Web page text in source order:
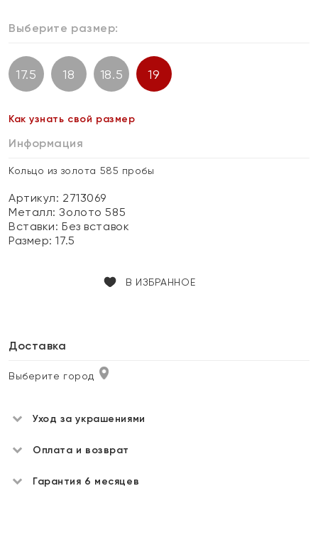
Выберите размер:
17.5 18 18.5 19
Как узнать свой размер
Информация
Кольцо из золота 585 пробы
Артикул: 2713069
Металл:Золото 585
Вставки:Без вставок
Размер:17.5
В ИЗБРАННОЕ
Доставка
Выберите город
Уход за украшениями
Оплата и возврат
Гарантия 6 месяцев